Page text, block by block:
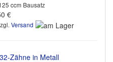
ccm Bausatz
€
Versand